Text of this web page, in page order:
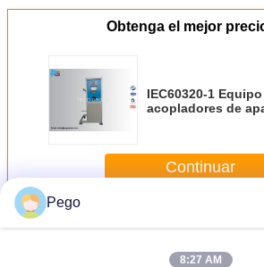
Obtenga el mejor
IEC60320-1
acopladores de
salida de 16 A
Continuar
MásEquipo de ensayo de los
Pego
8:27 AM